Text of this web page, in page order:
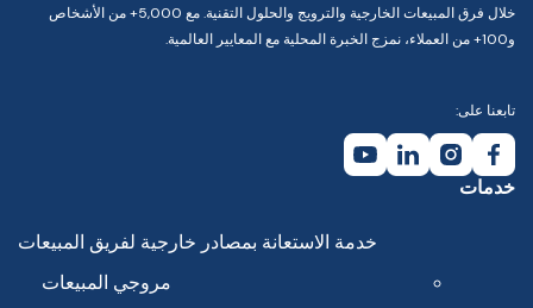
خلال فرق المبيعات الخارجية والترويج والحلول التقنية. مع 5,000+ من الأشخاص
و100+ من العملاء، نمزج الخبرة المحلية مع المعايير العالمية.
تابعنا على:
خدمات
خدمة الاستعانة بمصادر خارجية لفريق المبيعات
مروجي المبيعات